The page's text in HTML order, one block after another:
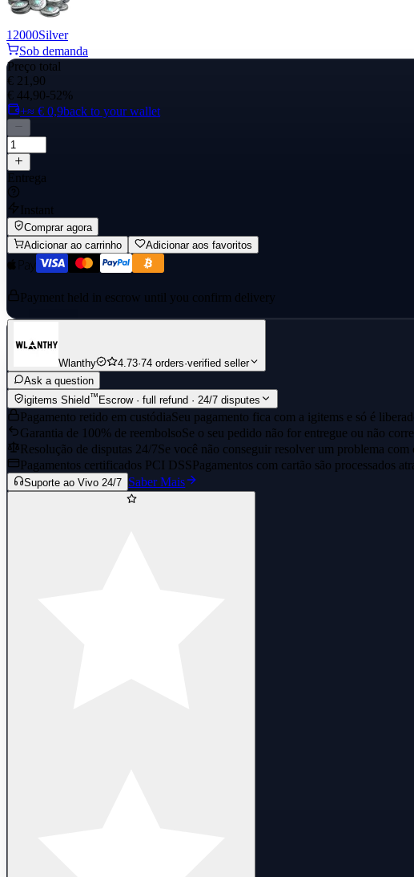
12000Silver
Sob demanda
Preço total
€ 21,90
€ 44,90-52%
+≈ € 0,9back to your wallet
Entrega
Instant
Comprar agora
Adicionar ao carrinho
Adicionar aos favoritos
Payment held in escrow until you confirm delivery
Wlanthy 4.73·74 orders·verified seller
Ask a question
igitems Shield™ Escrow · full refund · 24/7 disputes
Pagamento retido em custódiaSeu pagamento fica com a igitems e só é
Garantia de 100% de reembolsoSe o seu pedido não for entregue ou não
Resolução de disputas 24/7Se você não conseguir resolver um problema
Pagamentos certificados PCI DSSPagamentos com cartão são processados
Suporte ao Vivo 24/7 Saber Mais